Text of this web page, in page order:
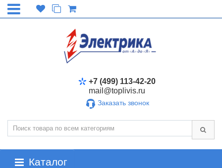
+7 (499) 113-42-20
mail@toplivis.ru
Заказать звонок
Каталог